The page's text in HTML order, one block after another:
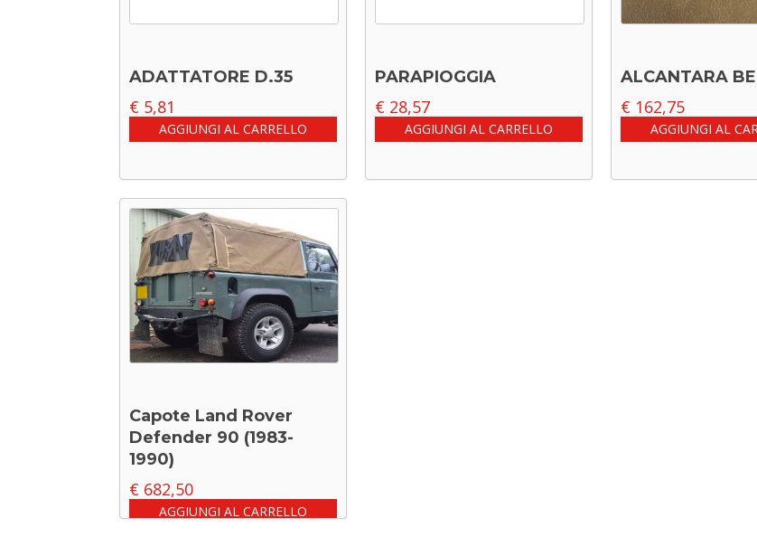
ADATTATORE D.35
€ 5,81
AGGIUNGI AL CARRELLO
PARAPIOGGIA
€ 28,57
AGGIUNGI AL CARRELLO
ALCANTARA
€ 162,75
AGGIUNGI AL
Capote Land Rover
Defender 90 (1983-
1990)
€ 682,50
AGGIUNGI AL CARRELLO